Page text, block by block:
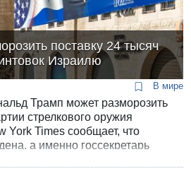
поставку 24 тысяч
Израилю
В мире
Трамп может разморозить
стрелкового оружия
York Times сообщает, что
а именно госсекретарь